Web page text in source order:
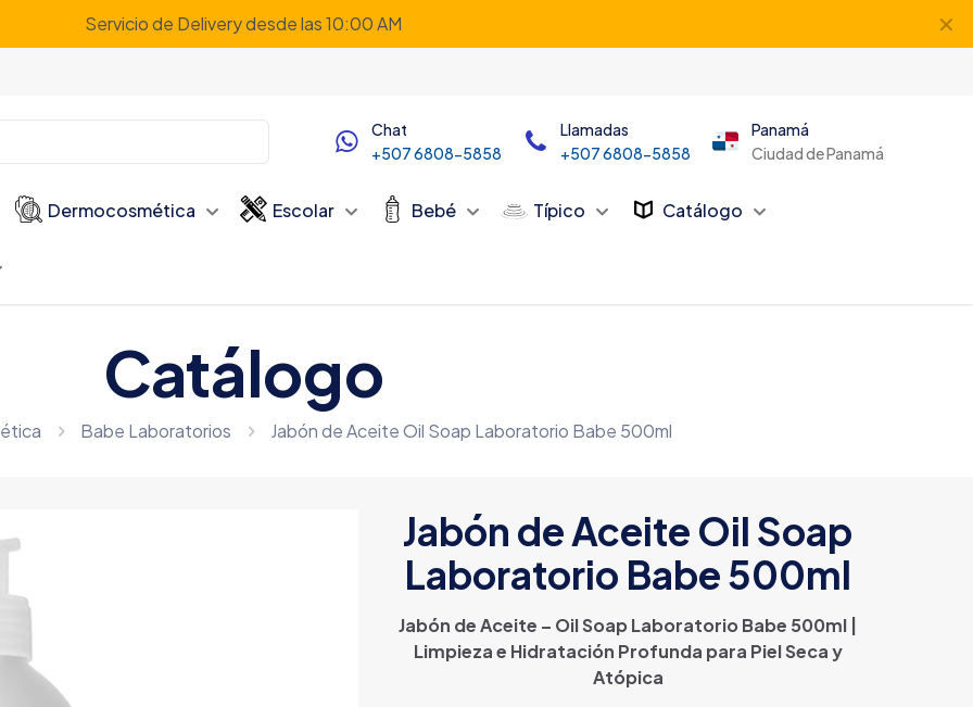
Servicio de Delivery desde las 10:00 AM ✕
Chat
+507 6808-5858
Llamadas
+507 6808-5858
Panamá
Ciudad de Panamá
Dermocosmética Escolar Bebé Típico Catálogo
Catálogo
Babe Laboratorios Jabón de Aceite Oil Soap Laboratorio Babe 500ml
Jabón de Aceite Oil Soap
Laboratorio Babe 500ml
Jabón de Aceite – Oil Soap Laboratorio Babe 500ml |
Limpieza e Hidratación Profunda para Piel Seca y
Atópica